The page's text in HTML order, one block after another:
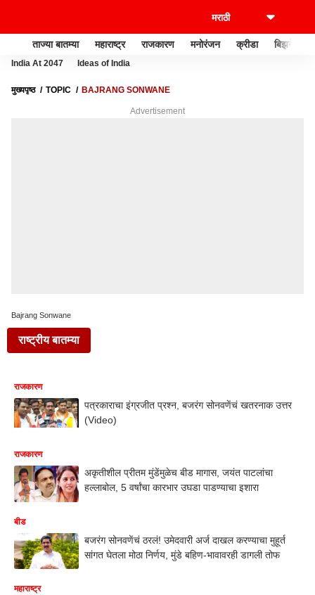
ताज्या बातम्या महाराष्ट्र राजकारण मनोरंजन क्रीडा बिझनेस
India At 2047 Ideas of India
मुख्यपृष्ठ TOPIC BAJRANG SONWANE
Advertisement
Bajrang Sonwane
राष्ट्रीय बातम्या
राजकारण
पत्रकाराचा इंग्रजीत प्रश्न, बजरंग सोनवणेंचं खतरनाक उत्तर
(Video)
राजकारण
अकृतीशील प्रीतम मुंडेंमुळेच बीड मागास, जयंत पाटलांचा
हल्लाबोल, 5 वर्षांचा कारभार उघडा पाडण्याचा इशारा
बीड
बजरंग सोनवणेंचं ठरलं! उमेदवारी अर्ज दाखल करण्याचा मुहूर्त
सांगत घेतला मोठा निर्णय, मुंडे बहिण-भावावरही डागली तोफ
महाराष्ट्र